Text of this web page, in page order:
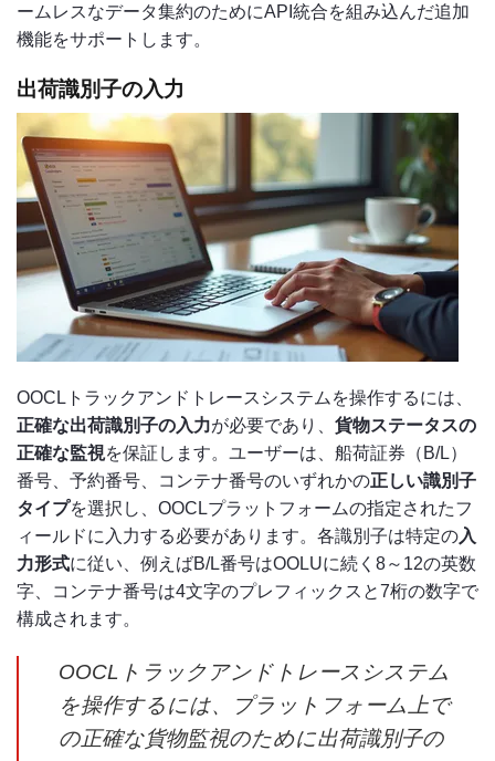
ームレスなデータ集約のためにAPI統合を組み込んだ追加
機能をサポートします。
出荷識別子の入力
OOCLトラックアンドトレースシステムを操作するには、
正確な出荷識別子の入力が必要であり、 貨物ステータスの
正確な監視を保証します。ユーザーは、船荷証券（B/L）
番号、予約番号、コンテナ番号のいずれかの正しい識別子
タイプを選択し、OOCLプラットフォームの指定されたフ
ィールドに入力する必要があります。各識別子は特定の入
力形式に従い、例えばB/L番号はOOLUに続く8～12の英数
字、コンテナ番号は4文字のプレフィックスと7桁の数字で
構成されます。
OOCLトラックアンドトレースシステム
を操作するには、プラットフォーム上で
の正確な貨物監視のために出荷識別子の